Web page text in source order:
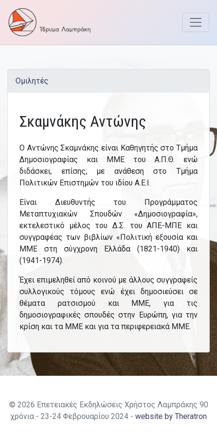
Επετειακές
Ομιλητές
Σκαμνάκης Αντώνης
Ο Αντώνης Σκαμνάκης είναι Καθηγητής στο Τμήμα
Δημοσιογραφίας και ΜΜΕ του Α.Π.Θ. ενώ
διδάσκει, επίσης, με ανάθεση στο Τμήμα
Πολιτικών Επιστημών του ιδίου Α.Ε.Ι.
Είναι Διευθυντής του Προγράμματος
Μεταπτυχιακών Σπουδών «Δημοσιογραφία»,
εκτελεστικό μέλος του Δ.Σ. του ΑΠΕ-ΜΠΕ και
συγγραφέας των βιβλίων «Πολιτική εξουσία και
ΜΜΕ στη σύγχρονη Ελλάδα (1821-1940) και
(1941-1974).
Έχει επιμεληθεί από κοινού με άλλους συγγραφείς
συλλογικούς τόμους ενώ έχει δημοσιεύσει σε
θέματα ρατσισμού και ΜΜΕ, για τις
δημοσιογραφικές σπουδές στην Ευρώπη, για την
κρίση και τα ΜΜΕ και για τα περιφερειακά ΜΜΕ.
© 2026 Επετειακές Εκδηλώσεις Χρήστος Λαμπράκης 90
χρόνια - 23-24 Φεβρουαρίου 2024 - website by Theratron